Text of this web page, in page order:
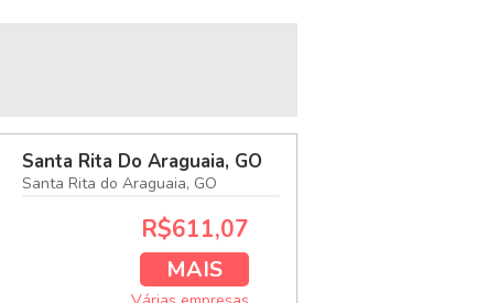
Santa Rita Do Araguaia, GO
Santa Rita do Araguaia, GO
R$611,07
MAIS